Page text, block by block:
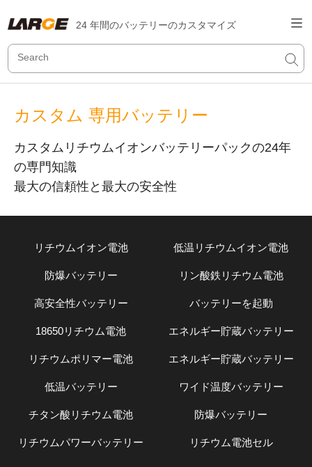
24 年間のバッテリーのカスタマイズ
カスタム 専用バッテリー
カスタムリチウムイオンバッテリーパックの24年
の専門知識
最大の信頼性と最大の安全性
リチウムイオン電池 低温リチウムイオン電池
防爆バッテリー リン酸鉄リチウム電池
高安全性バッテリー バッテリーを起動
18650リチウム電池 エネルギー貯蔵バッテリー
リチウムポリマー電池 エネルギー貯蔵バッテリー
低温バッテリー ワイド温度バッテリー
チタン酸リチウム電池 防爆バッテリー
リチウムパワーバッテリー リチウム電池セル